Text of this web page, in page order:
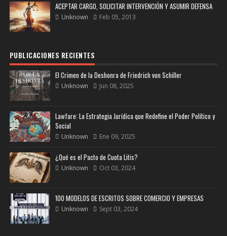
ACEPTAR CARGO, SOLICITAR INTERVENCIÓN Y ASUMIR DEFENSA
Unknown Feb 05, 2013
PUBLICACIONES RECIENTES
El Crimen de la Deshonra de Friedrich von Schiller
Unknown Jun 08, 2025
Lawfare: La Estrategia Jurídica que Redefine el Poder Político y
Social
Unknown Ene 09, 2025
¿Qué es el Pacto de Cuota Litis?
Unknown Oct 03, 2024
100 MODELOS DE ESCRITOS SOBRE COMERCIO Y EMPRESAS
Unknown Sept 03, 2024